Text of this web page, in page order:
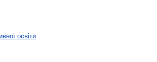
освіти